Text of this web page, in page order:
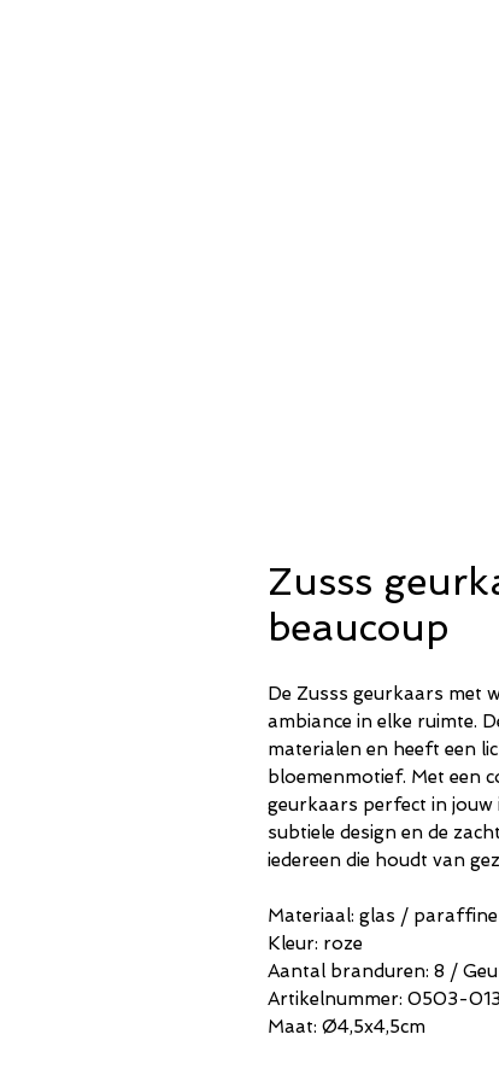
Zusss
beaucoup
De Zusss geurkaars met
ambiance in elke ruimte.
materialen en heeft een
bloemenmotief. Met een
geurkaars perfect in
subtiele design en de
iedereen die houdt van
Materiaal: glas / paraffine
Kleur: roze
Aantal branduren: 8 /
Artikelnummer: 0503-
Maat: Ø4,5x4,5cm